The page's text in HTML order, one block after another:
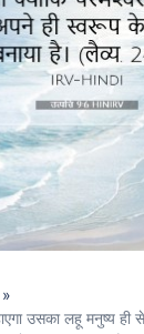
उसका लहू मनुष्य ही से